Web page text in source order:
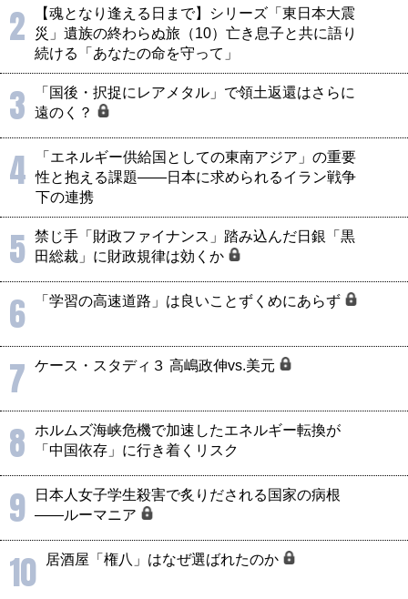
2
【魂となり逢える日まで】シリーズ「東日本大震
災」遺族の終わらぬ旅（10）亡き息子と共に語り
続ける「あなたの命を守って」
3
「国後・択捉にレアメタル」で領土返還はさらに
遠のく？
4
「エネルギー供給国としての東南アジア」の重要
性と抱える課題――日本に求められるイラン戦争
下の連携
5 禁じ手「財政ファイナンス」踏み込んだ日銀「黒
田総裁」に財政規律は効くか
6 「学習の高速道路」は良いことずくめにあらず
7 ケース・スタディ３ 高嶋政伸vs.美元
8
ホルムズ海峡危機で加速したエネルギー転換が
「中国依存」に行き着くリスク
9
日本人女子学生殺害で炙りだされる国家の病根
――ルーマニア
10 居酒屋「権八」はなぜ選ばれたのか